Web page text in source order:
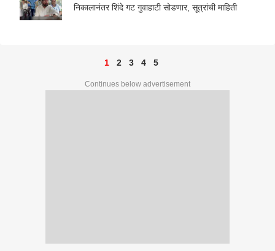
निकालानंतर शिंदे गट गुवाहाटी सोडणार, सूत्रांची माहिती
1 2 3 4 5
Continues below advertisement